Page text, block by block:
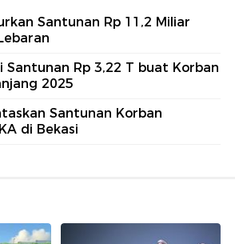
Santunan Rp 11,2 Miliar
Santunan Rp 3,22 T buat Korban
2025
Santunan Korban
di Bekasi